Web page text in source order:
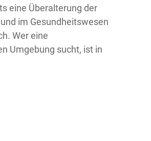
eine Überalterung der
im Gesundheitswesen
Wer eine
Umgebung sucht, ist in